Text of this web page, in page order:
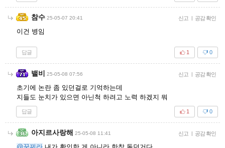
참수 25-05-07 20:41 신고 | 공감 확인
이건 병임
답글 0
1
밸비 25-05-08 07:56 신고 | 공감 확인
초기에 논란 좀 있던걸로 기억하는데
지들도 눈치가 있으면 아닌척 하려고 노력 하겠지 뭐
답글 0
1
아지르사랑해 25-05-08 11:41 신고 | 공감 확인